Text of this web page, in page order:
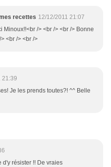
recettes 12/12/2011 21:07
Minoux!!<br /> <br /> <br /> Bonne
<br /> <br />
21:39
Je les prends toutes?! ^^ Belle
d'y résister !! De vraies